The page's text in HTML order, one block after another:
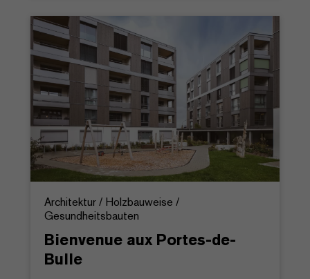
Architektur / Holzbauweise /
Gesundheitsbauten
Bienvenue aux Portes-de-
Bulle